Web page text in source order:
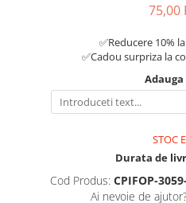
Tricouri Copii
75,00
✅Reducere 10%
✅Cadou surpriza la
STOC
Durata de
Cod Produs: CPIFOP-
Ai nevoie de